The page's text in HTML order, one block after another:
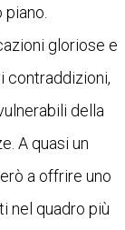
gloriose e
contraddizioni,
della
A quasi un
a offrire uno
nel quadro più